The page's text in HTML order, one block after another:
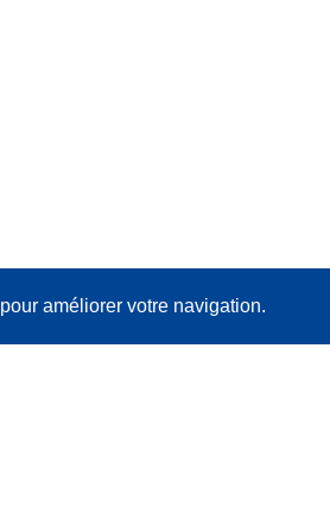
pour améliorer votre navigation.